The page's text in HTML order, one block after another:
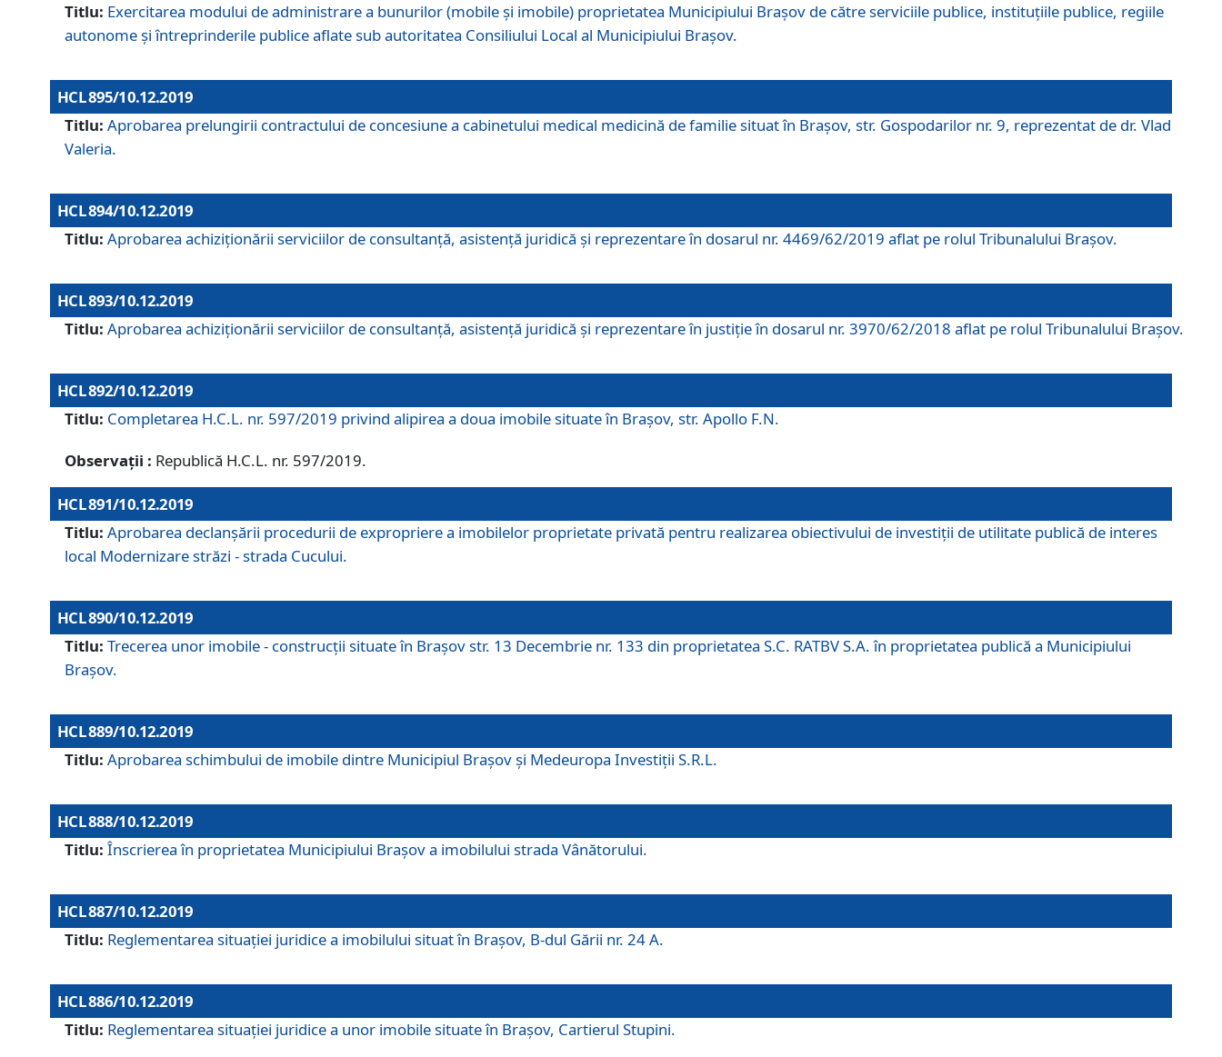
Titlu: Exercitarea modului de administrare a bunurilor (mobile și imobile) proprietatea Municipiului Brașov de către serviciile publice, instituțiile publice, regiile
autonome și întreprinderile publice aflate sub autoritatea Consiliului Local al Municipiului Brașov.
HCL 895/10.12.2019
Titlu: Aprobarea prelungirii contractului de concesiune a cabinetului medical medicină de familie situat în Braşov, str. Gospodarilor nr. 9, reprezentat de dr. Vlad
Valeria.
HCL 894/10.12.2019
Titlu: Aprobarea achiziţionării serviciilor de consultanţă, asistenţă juridică şi reprezentare în dosarul nr. 4469/62/2019 aflat pe rolul Tribunalului Braşov.
HCL 893/10.12.2019
Titlu: Aprobarea achiziţionării serviciilor de consultanţă, asistenţă juridică şi reprezentare în justiţie în dosarul nr. 3970/62/2018 aflat pe rolul Tribunalului Braşov.
HCL 892/10.12.2019
Titlu: Completarea H.C.L. nr. 597/2019 privind alipirea a doua imobile situate în Brașov, str. Apollo F.N.
Observații : Republică H.C.L. nr. 597/2019.
HCL 891/10.12.2019
Titlu: Aprobarea declanșării procedurii de expropriere a imobilelor proprietate privată pentru realizarea obiectivului de investiții de utilitate publică de interes
local Modernizare străzi - strada Cucului.
HCL 890/10.12.2019
Titlu: Trecerea unor imobile - construcții situate în Brașov str. 13 Decembrie nr. 133 din proprietatea S.C. RATBV S.A. în proprietatea publică a Municipiului
Brașov.
HCL 889/10.12.2019
Titlu: Aprobarea schimbului de imobile dintre Municipiul Brașov și Medeuropa Investiții S.R.L.
HCL 888/10.12.2019
Titlu: Înscrierea în proprietatea Municipiului Braşov a imobilului strada Vânătorului.
HCL 887/10.12.2019
Titlu: Reglementarea situației juridice a imobilului situat în Brașov, B-dul Gării nr. 24 A.
HCL 886/10.12.2019
Titlu: Reglementarea situaţiei juridice a unor imobile situate în Braşov, Cartierul Stupini.